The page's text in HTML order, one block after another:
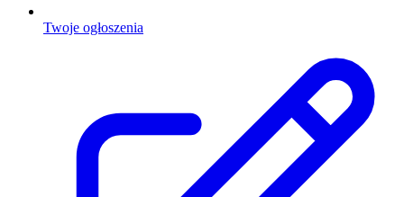
Twoje ogłoszenia